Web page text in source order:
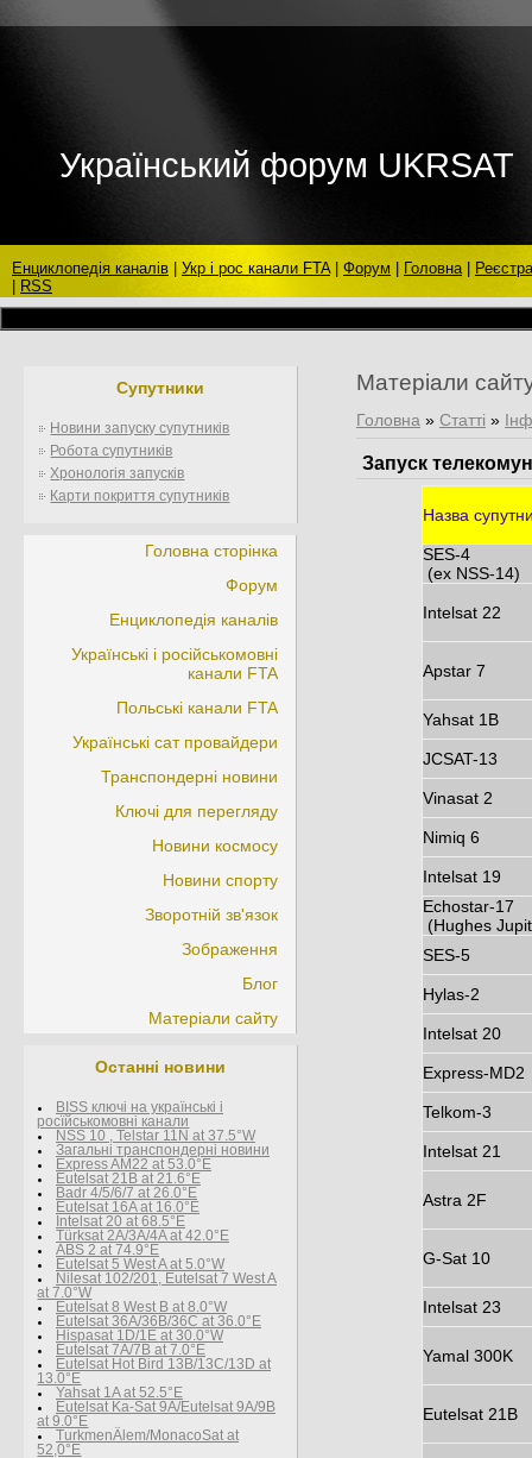
Український форум UKRSAT
Енциклопедія каналів Укр і рос канали FTA| Форум Головна|
RSS
Супутники
Новини запуску супутників
Робота супутників
Хронологія запусків
Карти покриття супутників
Головна сторінка
Форум
Енциклопедія каналів
Українські і російськомовні
канали FTA
Польські канали FTA
Українські сат провайдери
Транспондерні новини
Ключі для перегляду
Новини космосу
Новини спорту
Зворотній зв'язок
Зображення
Блог
Матеріали сайту
Останні новини
BISS ключі на українські і
росїйськомовні канали
NSS 10 , Telstar 11N at 37.5°W
Загальні транспондерні новини
Express AM22 at 53.0°E
Eutelsat 21B at 21.6°E
Badr 4/5/6/7 at 26.0°E
Eutelsat 16A at 16.0°E
Intelsat 20 at 68.5°E
Türksat 2A/3A/4A at 42.0°E
ABS 2 at 74.9°E
Eutelsat 5 West A at 5.0°W
Nilesat 102/201, Eutelsat 7 West A
at 7.0°W
Eutelsat 8 West В at 8.0°W
Eutelsat 36A/36B/36C at 36.0°E
Hispasat 1D/1E at 30.0°W
Eutelsat 7A/7B at 7.0°E
Eutelsat Hot Bird 13B/13C/13D at
13.0°E
Yahsat 1A at 52.5°E
Eutelsat Ka-Sat 9A/Eutelsat 9A/9B
at 9.0°E
TurkmenÄlem/MonacoSat at
52,0°E
Матеріали
Головна » Статті »
Запуск
Назва
SES-4
(ex NSS-14)
Intelsat 22
Apstar 7
Yahsat 1B
JCSAT-13
Vinasat 2
Nimiq 6
Intelsat 19
Echostar-17
(Hughes
SES-5
Hylas-2
Intelsat 20
Express-MD2
Telkom-3
Intelsat 21
Astra 2F
G-Sat 10
Intelsat 23
Yamal 300K
Eutelsat 21B